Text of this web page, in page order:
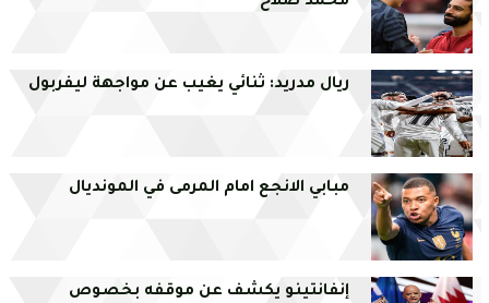
ريال مدريد: ثنائي يغيب عن مواجهة ليفربول
مبابي الانجع امام المرمى في المونديال
إنفانتينو يكشف عن موقفه بخصوص